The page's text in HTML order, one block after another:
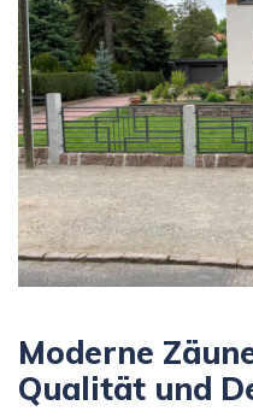
Moderne
Qualität und